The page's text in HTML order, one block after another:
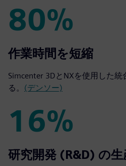
80%
80%
作業時間を短縮
Simcenter 3DとNXを使用した
る。 (デンソー)
16%
16%
研究開発 (R&D) の